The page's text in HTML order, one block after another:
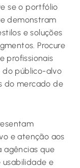
se o portfólio
demonstram
e soluções
Procure
profissionais
do público-alvo
do mercado de
e atenção aos
agências que
usabilidade e